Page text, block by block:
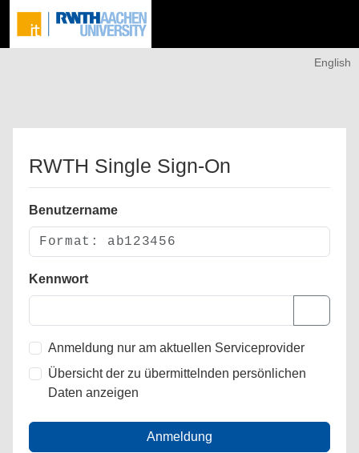
English
RWTH Single Sign-On
Benutzername
Kennwort
Anmeldung nur am aktuellen Serviceprovider
Übersicht der zu übermittelnden persönlichen
Daten anzeigen
Anmeldung